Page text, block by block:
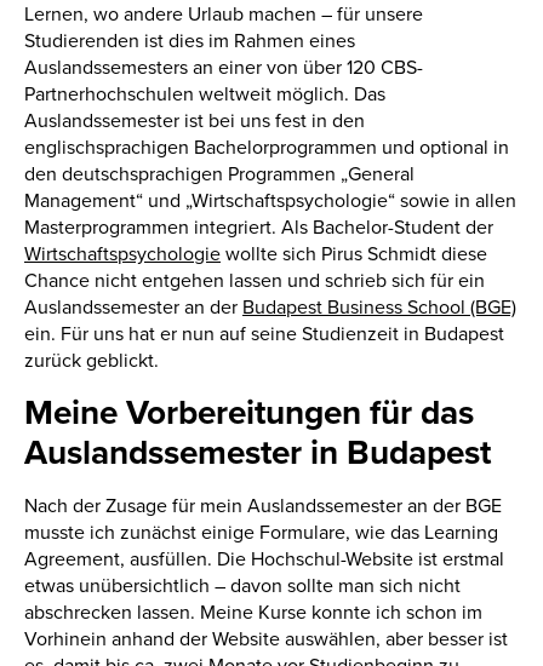
Lernen, wo andere Urlaub machen – für unsere
Studierenden ist dies im Rahmen eines
Auslandssemesters an einer von über 120 CBS-
Partnerhochschulen weltweit möglich. Das
Auslandssemester ist bei uns fest in den
englischsprachigen Bachelorprogrammen und optional in
den deutschsprachigen Programmen „General
Management“ und „Wirtschaftspsychologie“ sowie in allen
Masterprogrammen integriert. Als Bachelor-Student der
Wirtschaftspsychologie wollte sich Pirus Schmidt diese
Chance nicht entgehen lassen und schrieb sich für ein
Auslandssemester an der Budapest Business School (BGE)
ein. Für uns hat er nun auf seine Studienzeit in Budapest
zurück geblickt.
Meine Vorbereitungen für das
Auslandssemester in Budapest
Nach der Zusage für mein Auslandssemester an der BGE
musste ich zunächst einige Formulare, wie das Learning
Agreement, ausfüllen. Die Hochschul-Website ist erstmal
etwas unübersichtlich – davon sollte man sich nicht
abschrecken lassen. Meine Kurse konnte ich schon im
Vorhinein anhand der Website auswählen, aber besser ist